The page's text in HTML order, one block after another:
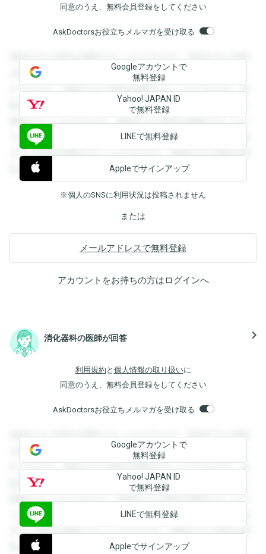
同意のうえ、無料会員登録をしてください
AskDoctorsお役立ちメルマガを受け取る
登録すると回答を閲覧することができます。登録すると回答
を閲覧することができます。登録すると回答を閲覧すること
ができます。登録すると回答を閲覧することができます。登
録すると回答を閲覧することができます。登録すると回答を
閲覧することができます。登録すると回答を閲覧することが
できます。登録すると回答を閲覧することができます。登録
すると回答を閲覧することができます。登録すると回答を閲
覧することができます。
Googleアカウントで
無料登録
Yahoo! JAPAN ID
で無料登録
LINEで無料登録
Appleでサインアップ
※個人のSNSに利用状況は投稿されません
または
メールアドレスで無料登録
アカウントをお持ちの方はログインへ
消化器科の医師が回答 navigate_next
利用規約 と 個人情報の取り扱いに
同意のうえ、無料会員登録をしてください
AskDoctorsお役立ちメルマガを受け取る
登録すると回答を閲覧することができます。登録すると回答
を閲覧することができます。登録すると回答を閲覧すること
ができます。登録すると回答を閲覧することができます。登
録すると回答を閲覧することができます。登録すると回答を
閲覧することができます。登録すると回答を閲覧することが
できます。登録すると回答を閲覧することができます。登録
すると回答を閲覧することができます。登録すると回答を閲
覧することができます。
Googleアカウントで
無料登録
Yahoo! JAPAN ID
で無料登録
LINEで無料登録
Appleでサインアップ